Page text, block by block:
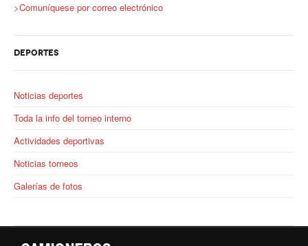
Planilla de km
Pago de aportes por CBU
Otros
Libre deuda y conflicto
Contacto por ramas
>Comuníquese por correo electrónico
DEPORTES
Noticias deportes
Toda la info del torneo interno
Actividades deportivas
Noticias torneos
Galerías de fotos